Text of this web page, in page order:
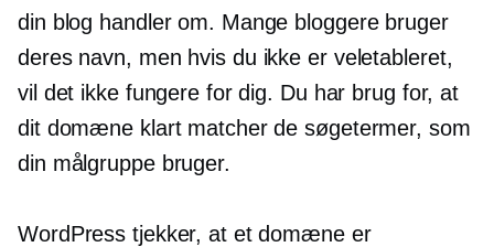
din blog handler om. Mange bloggere bruger
deres navn, men hvis du ikke er veletableret,
vil det ikke fungere for dig. Du har brug for, at
dit domæne klart matcher de søgetermer, som
din målgruppe bruger.
WordPress tjekker, at et domæne er